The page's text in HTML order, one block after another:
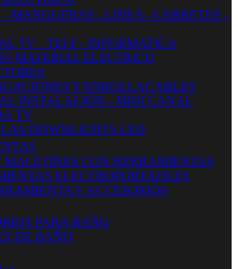
- MANGUERAS - LINEA - CARRETES -
TV - TELF - INFORMATICA
MATERIAL ELECTRICO
Y ENROLLACABLES
INSTALACIÓN - MINI CANAL
TV
DOWNLIGHTS LED
MALETINES CON HERRAMIENTAS
ELECTROPORTATILES
Y ACCESORIOS
PARA BAÑO
DE BAÑO